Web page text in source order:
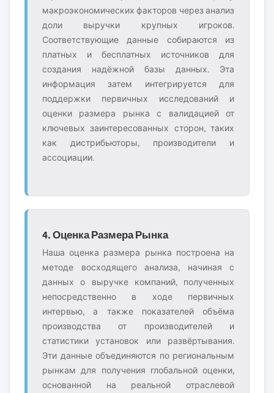
макроэкономических факторов через анализ
доли выручки крупных игроков.
Соответствующие данные собираются из
платных и бесплатных источников для
создания надёжной базы данных. Эта
информация затем интегрируется для
поддержки первичных исследований и
оценки размера рынка с валидацией от
ключевых заинтересованных сторон, таких
как дистрибьюторы, производители и
ассоциации.
4. Оценка Размера Рынка
Наша оценка размера рынка построена на
методе восходящего анализа, начиная с
данных о выручке компаний, полученных
непосредственно в ходе первичных
интервью, а также показателей объёма
производства от производителей и
статистики установок или развёртывания.
Эти данные объединяются по региональным
рынкам для получения глобальной оценки,
основанной на реальной отраслевой